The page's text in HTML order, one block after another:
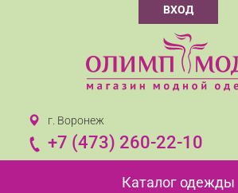
ВХОД
г. Воронеж
+7 (473) 260-22-10
Каталог одежды